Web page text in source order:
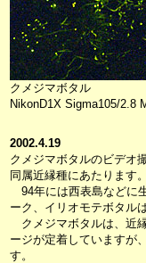
クメジマボタル
NikonD1X Sigma105/2.8
2002.4.19
クメジマボタルのビデオ
同属近縁種にあたります
94年には西表島などに
ーク、イリオモテボタル
クメジマボタルは、近
ージが定着していますが
す。